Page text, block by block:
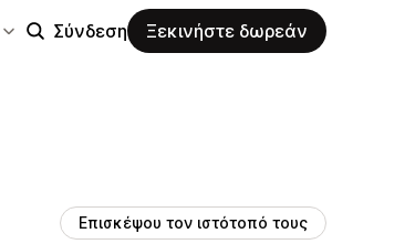
Σύνδεση Ξεκινήστε δωρεάν
Επισκέψου τον ιστότοπό τους